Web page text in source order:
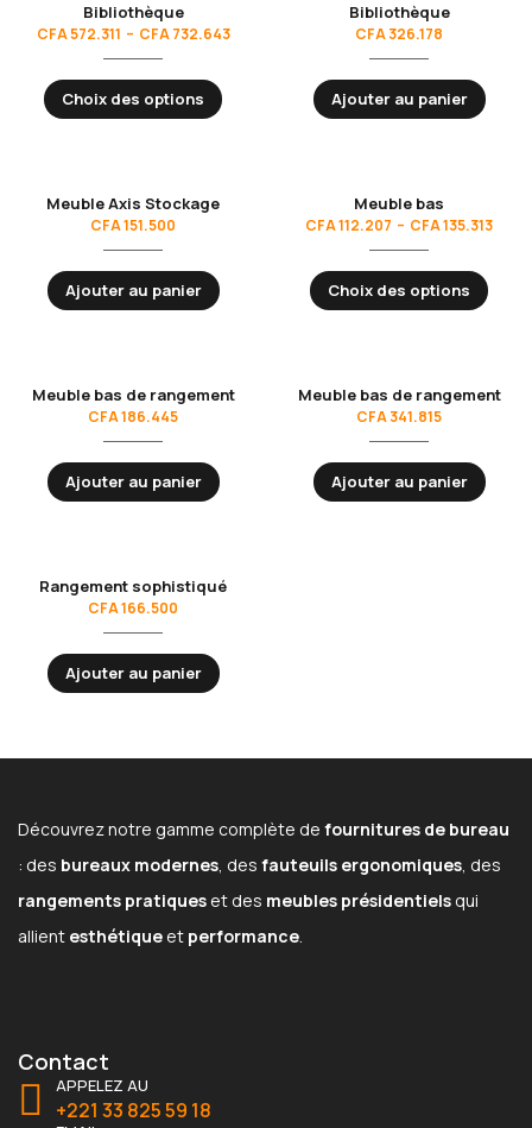
Bibliothèque
CFA572.311 – CFA732.643
Choix des options
Bibliothèque
CFA326.178
Ajouter au panier
Meuble Axis Stockage
CFA151.500
Ajouter au panier
Meuble bas
CFA112.207 – CFA135.313
Choix des options
Meuble bas de rangement
CFA186.445
Ajouter au panier
Meuble bas de rangement
CFA341.815
Ajouter au panier
Rangement sophistiqué
CFA166.500
Ajouter au panier
Découvrez notre gamme complète de fournitures de bureau
: des bureaux modernes, des fauteuils ergonomiques, des
rangements pratiques et des meubles présidentiels qui
allient esthétique et performance.
Contact
APPELEZ AU
+221 33 825 59 18